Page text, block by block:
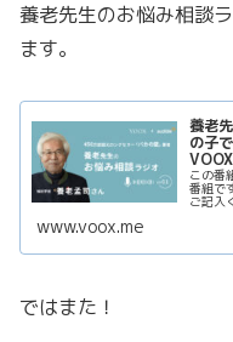
養老先生のお悩み相談
ます。
養老
の子
この番
番組で
ご記入
www.voox.me
ではまた！